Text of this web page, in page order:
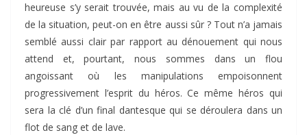
heureuse s’y serait trouvée, mais au vu de la complexité
de la situation, peut-on en être aussi sûr ? Tout n’a jamais
semblé aussi clair par rapport au dénouement qui nous
attend et, pourtant, nous sommes dans un flou
angoissant où les manipulations empoisonnent
progressivement l’esprit du héros. Ce même héros qui
sera la clé d’un final dantesque qui se déroulera dans un
flot de sang et de lave.